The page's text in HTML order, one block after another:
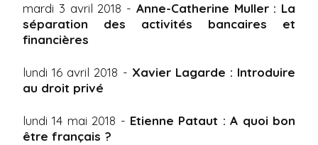
mardi 3 avril 2018 - Anne-Catherine Muller : La
séparation des activités bancaires et
financières
lundi 16 avril 2018 - Xavier Lagarde : Introduire
au droit privé
lundi 14 mai 2018 - Etienne Pataut : A quoi bon
être français ?